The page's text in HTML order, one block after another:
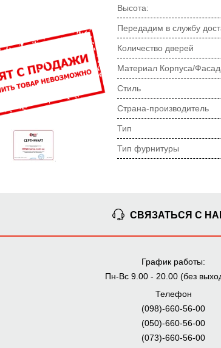
Высота:
Передадим в службу
Количество дверей
Материал Корпуса/
Стиль
Страна-производитель
Тип
Тип фурнитуры
консультация
Согласование заказа
Мы внимательно
СВЯЗАТЬСЯ С
График работы:
Пн-Вс 9.00 - 20.00 (без
Телефон
(098)-660-56-00
(050)-660-56-00
(073)-660-56-00